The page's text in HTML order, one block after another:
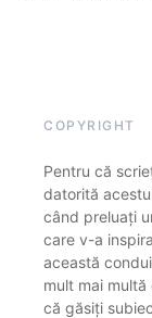
COPYRIGHT
Pentru că
datorită
când preluați
care v-a
această
mult mai
că găsiți